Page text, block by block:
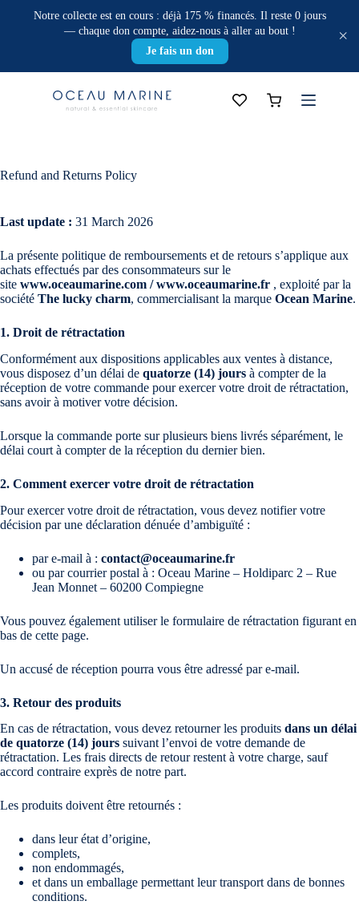
Notre collecte est en cours : déjà 175 % financés. Il reste 0 jours
— chaque don compte, aidez-nous à aller au bout !
Je fais un don
×
Shopping
Refund and Returns Policy
Last update : 31 March 2026
La présente politique de remboursements et de retours s’applique aux
achats effectués par des consommateurs sur le
site www.oceaumarine.com / www.oceaumarine.fr , exploité par la
société The lucky charm, commercialisant la marque Ocean Marine.
1. Droit de rétractation
Conformément aux dispositions applicables aux ventes à distance,
vous disposez d’un délai de quatorze (14) jours à compter de la
réception de votre commande pour exercer votre droit de rétractation,
sans avoir à motiver votre décision.
Lorsque la commande porte sur plusieurs biens livrés séparément, le
délai court à compter de la réception du dernier bien.
2. Comment exercer votre droit de rétractation
Pour exercer votre droit de rétractation, vous devez notifier votre
décision par une déclaration dénuée d’ambiguïté :
par e-mail à : contact@oceaumarine.fr
ou par courrier postal à : Oceau Marine – Holdiparc 2 – Rue
Jean Monnet – 60200 Compiegne
Vous pouvez également utiliser le formulaire de rétractation figurant en
bas de cette page.
Un accusé de réception pourra vous être adressé par e-mail.
3. Retour des produits
En cas de rétractation, vous devez retourner les produits dans un délai
de quatorze (14) jours suivant l’envoi de votre demande de
rétractation. Les frais directs de retour restent à votre charge, sauf
accord contraire exprès de notre part.
Les produits doivent être retournés :
dans leur état d’origine,
complets,
non endommagés,
et dans un emballage permettant leur transport dans de bonnes
conditions.